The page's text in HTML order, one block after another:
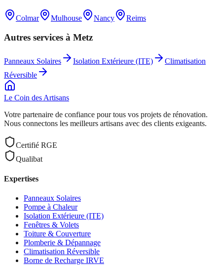
Colmar Mulhouse Nancy Reims
Autres services à Metz
Panneaux Solaires Isolation Extérieure (ITE)
Climatisation
Réversible
Le Coin desArtisans
Votre partenaire de confiance pour tous vos projets de rénovation.
Nous connectons les meilleurs artisans avec des clients exigeants.
Certifié RGE
Qualibat
Expertises
Panneaux Solaires
Pompe à Chaleur
Isolation Extérieure (ITE)
Fenêtres & Volets
Toiture & Couverture
Plomberie & Dépannage
Climatisation Réversible
Borne de Recharge IRVE